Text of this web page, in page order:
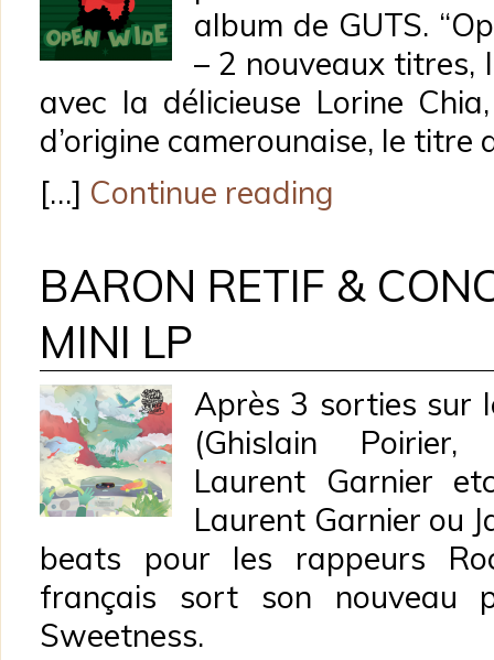
album de GUTS.
– 2 nouveaux titres,
avec la délicieuse Lorine
d’origine camerounaise, le titre
[…] Continue reading
BARON RETIF &
MINI LP
Après 3 sorties sur
(Ghislain Poirier,
Laurent Garnier
Laurent Garnier ou
beats pour les rappeurs
français sort son nouveau
Sweetness.